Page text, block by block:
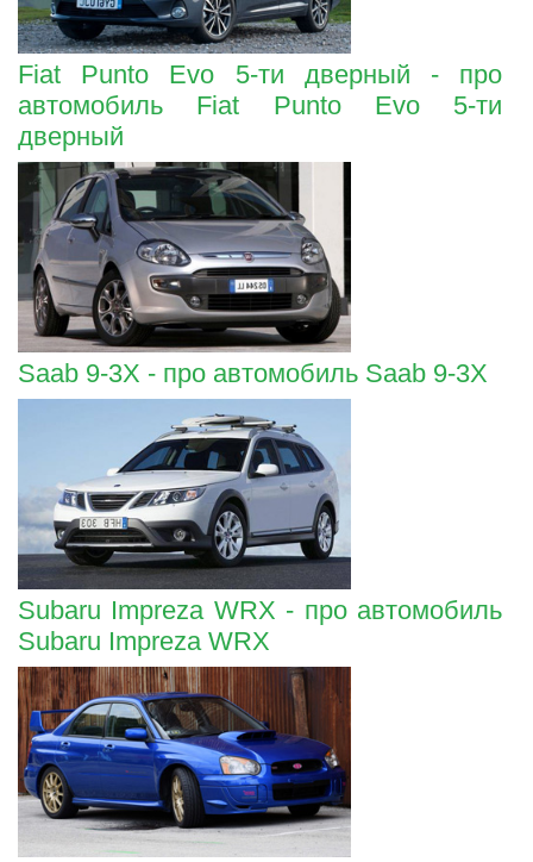
Fiat Punto Evo 5-ти дверный - про
автомобиль Fiat Punto Evo 5-ти
дверный
Saab 9-3X - про автомобиль Saab 9-3X
Subaru Impreza WRX - про автомобиль
Subaru Impreza WRX